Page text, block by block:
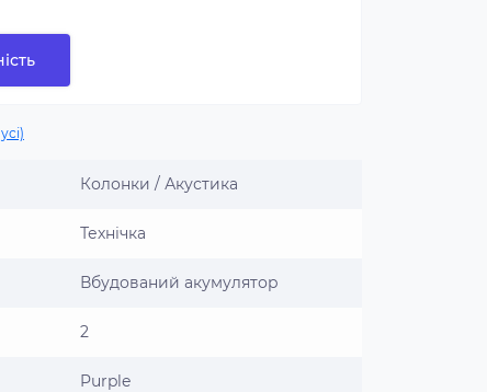
Колонки / Акустика
Технічка
Вбудований акумулятор
2
Purple